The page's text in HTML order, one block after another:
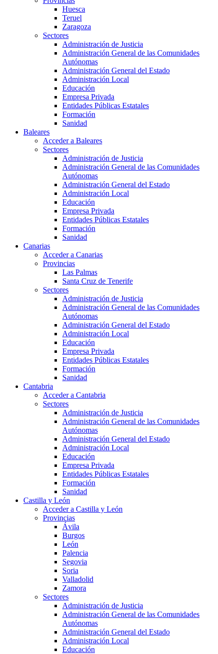
Huesca
Teruel
Zaragoza
Sectores
Administración de Justicia
Administración General de las Comunidades
Autónomas
Administración General del Estado
Administración Local
Educación
Empresa Privada
Entidades Públicas Estatales
Formación
Sanidad
Baleares
Acceder a Baleares
Sectores
Administración de Justicia
Administración General de las Comunidades
Autónomas
Administración General del Estado
Administración Local
Educación
Empresa Privada
Entidades Públicas Estatales
Formación
Sanidad
Canarias
Acceder a Canarias
Provincias
Las Palmas
Santa Cruz de Tenerife
Sectores
Administración de Justicia
Administración General de las Comunidades
Autónomas
Administración General del Estado
Administración Local
Educación
Empresa Privada
Entidades Públicas Estatales
Formación
Sanidad
Cantabria
Acceder a Cantabria
Sectores
Administración de Justicia
Administración General de las Comunidades
Autónomas
Administración General del Estado
Administración Local
Educación
Empresa Privada
Entidades Públicas Estatales
Formación
Sanidad
Castilla y León
Acceder a Castilla y León
Provincias
Ávila
Burgos
León
Palencia
Segovia
Soria
Valladolid
Zamora
Sectores
Administración de Justicia
Administración General de las Comunidades
Autónomas
Administración General del Estado
Administración Local
Educación